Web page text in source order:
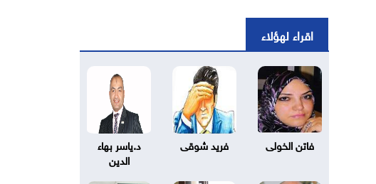
اقراء لهؤلاء
فاتن الخولى فريد شوقى
د.ياسر بهاء
الدين